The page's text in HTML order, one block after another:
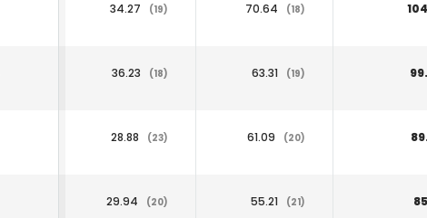
34.27 (19) 70.64 (18)
36.23 (18) 63.31 (19)
28.88 (23) 61.09 (20)
29.94 (20) 55.21 (21)